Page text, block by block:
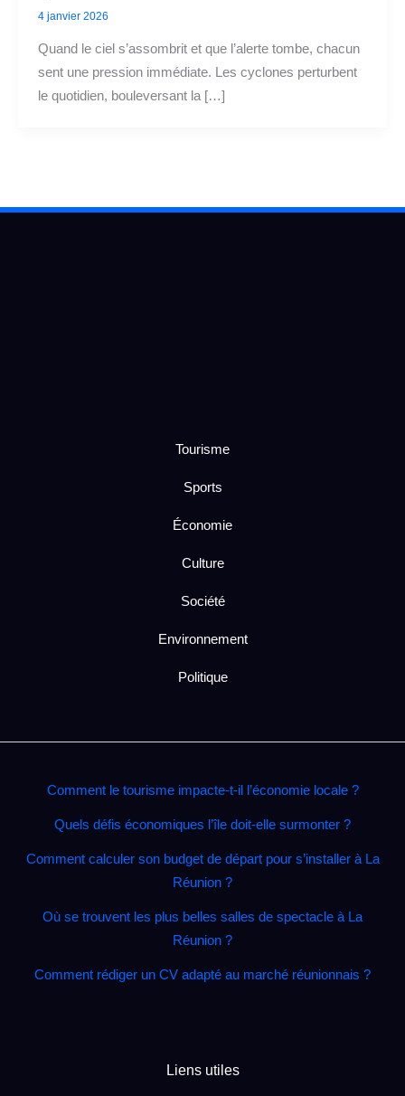
4 janvier 2026
Quand le ciel s’assombrit et que l’alerte tombe, chacun
sent une pression immédiate. Les cyclones perturbent
le quotidien, bouleversant la […]
Tourisme
Sports
Économie
Culture
Société
Environnement
Politique
Comment le tourisme impacte‑t‑il l’économie locale ?
Quels défis économiques l’île doit‑elle surmonter ?
Comment calculer son budget de départ pour s’installer à La
Réunion ?
Où se trouvent les plus belles salles de spectacle à La
Réunion ?
Comment rédiger un CV adapté au marché réunionnais ?
Liens utiles